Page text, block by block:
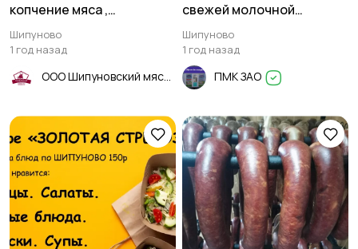
копчение мяса ,
изготовление тушенки ,
колбасы
Шипуново
1 год назад
ООО Шипуновский мясокомбинат
свежей молочной
продукцией по ценам
производителя!
Шипуново
1 год назад
ПМК ЗАО